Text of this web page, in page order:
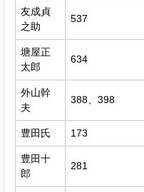
友成貞
之助
537
塘屋正
太郎
634
外山幹
夫
388、398
豊田氏 173
豊田十
郎
281